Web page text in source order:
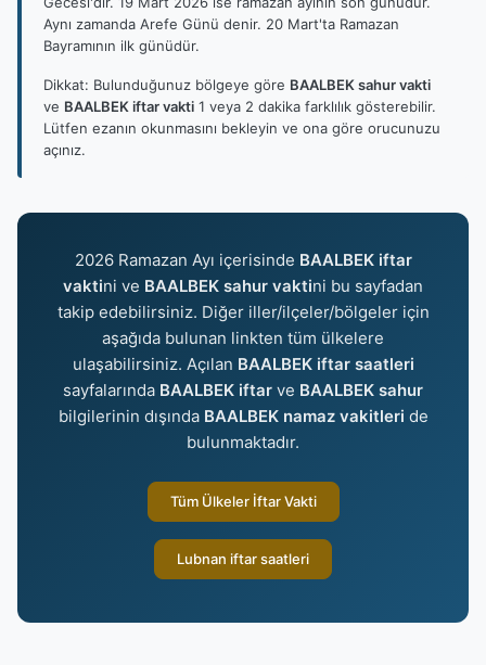
Aynı zamanda Arefe Günü denir. 20 Mart'ta Ramazan
Bayramının ilk günüdür.
Dikkat: Bulunduğunuz bölgeye göre BAALBEK sahur vakti
ve BAALBEK iftar vakti 1 veya 2 dakika farklılık gösterebilir.
Lütfen ezanın okunmasını bekleyin ve ona göre orucunuzu
açınız.
2026 Ramazan Ayı içerisinde BAALBEK iftar
vaktini ve BAALBEK sahur vaktini bu sayfadan
takip edebilirsiniz. Diğer iller/ilçeler/bölgeler için
aşağıda bulunan linkten tüm ülkelere
ulaşabilirsiniz. Açılan BAALBEK iftar saatleri
sayfalarında BAALBEK iftar ve BAALBEK sahur
bilgilerinin dışında BAALBEK namaz vakitleri de
bulunmaktadır.
Tüm Ülkeler İftar Vakti
Lubnan iftar saatleri